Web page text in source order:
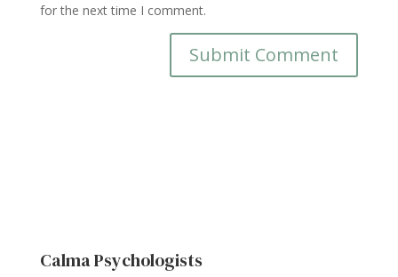
for the next time I comment.
Calma Psychologists